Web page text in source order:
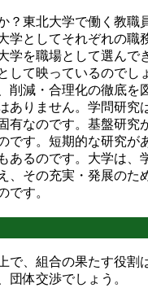
？東北大学で働く教職
学としてそれぞれの職
学を職場として選んで
して映っているのでし
削減・合理化の徹底を
ありません。学問研究
有なのです。基盤研究
です。短期的な研究が
あるのです。大学は、
、その充実・発展のた
です。
で、組合の果たす役割
団体交渉でしょう。